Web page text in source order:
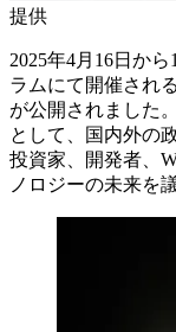
提供
2025年4月16日か
ラムにて開催され
が公開されました
として、国内外の
投資家、開発者、
ノロジーの未来を